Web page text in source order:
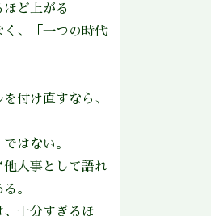
ほど上がる
く、「一つの時代
付け直すなら、
はない。
人事として語れ
。
十分すぎるほ